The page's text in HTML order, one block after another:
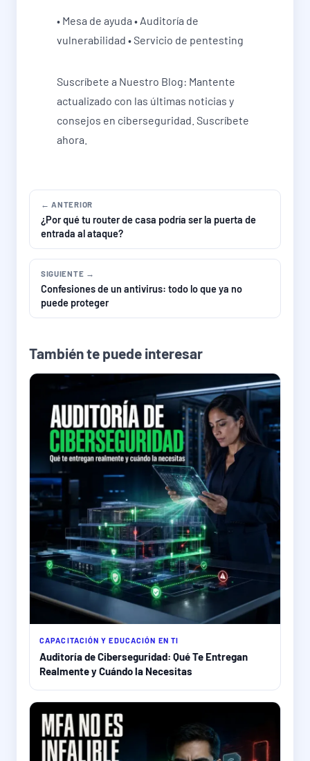
• Mesa de ayuda • Auditoría de
vulnerabilidad • Servicio de pentesting
Suscríbete a Nuestro Blog: Mantente
actualizado con las últimas noticias y
consejos en ciberseguridad. Suscríbete
ahora.
← ANTERIOR
¿Por qué tu router de casa podría ser la puerta de
entrada al ataque?
SIGUIENTE →
Confesiones de un antivirus: todo lo que ya no
puede proteger
También te puede interesar
CAPACITACIÓN Y EDUCACIÓN EN TI
Auditoría de Ciberseguridad: Qué Te Entregan
Realmente y Cuándo la Necesitas